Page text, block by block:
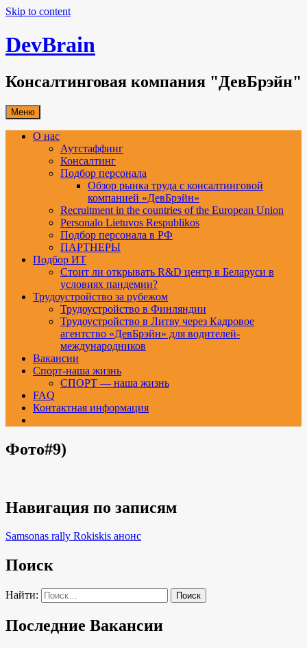
Skip to content
DevBrain
Консалтинговая компания "ДевБрэйн"
Меню
О нас
Аутстаффинг
Консалтинг
Подбор персонала
Обзор рынка труда с консалтинговой
компанией «ДевБрэйн»
Recruitment in the countries of the European Union
Personalo Lietuvos Respublikos
Подбор персонала в РФ
ПАРТНЕРЫ
Подбор ИТ
Стоит ли открывать R&D центр в Беларуси в
условиях пандемии?
Трудоустройство за рубежом
Трудоустройство в Финляндии
Трудоустройство в Литву через Кадровое
агентство «ДевБрэйн» для водителей-
международников
Вакансии
Спорт-наша жизнь
СПОРТ — наша жизнь
FAQ
Контактная информация
Фото#9)
Навигация по записям
Samsonas rally Rokiskis анонс
Поиск
Найти:
Последние Вакансии